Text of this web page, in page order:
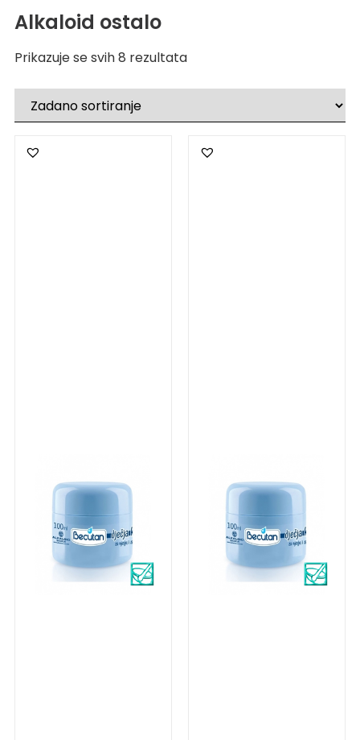
Alkaloid ostalo
Prikazuje se svih 8 rezultata